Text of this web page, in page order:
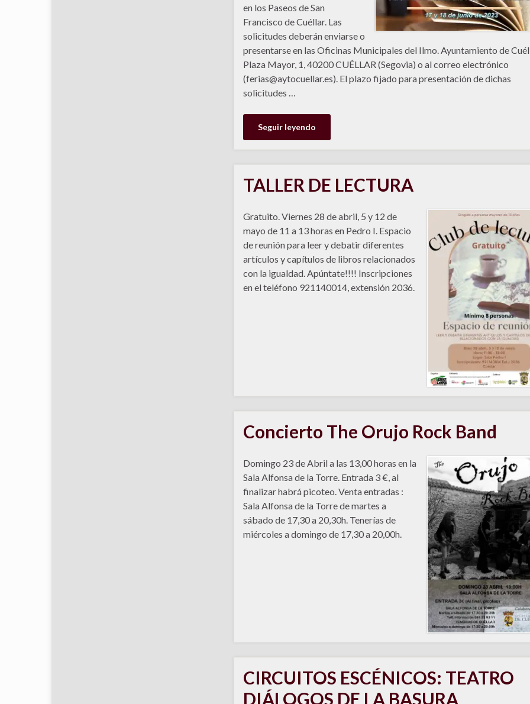
en los Paseos de San
Francisco de Cuéllar. Las
solicitudes deberán enviarse o
presentarse en las Oficinas Municipales del Ilmo. Ayuntamiento de
Plaza Mayor, 1, 40200 CUÉLLAR (Segovia) o al correo electrónico
(ferias@aytocuellar.es). El plazo fijado para presentación de dichas
solicitudes …
Seguir leyendo
TALLER DE LECTURA
Gratuito. Viernes 28 de abril, 5 y 12 de
mayo de 11 a 13 horas en Pedro I. Espacio
de reunión para leer y debatir diferentes
artículos y capítulos de libros relacionados
con la igualdad. Apúntate!!!! Inscripciones
en el teléfono 921140014, extensión 2036.
Concierto The Orujo Rock Band
Domingo 23 de Abril a las 13,00 horas en la
Sala Alfonsa de la Torre. Entrada 3 €, al
finalizar habrá picoteo. Venta entradas :
Sala Alfonsa de la Torre de martes a
sábado de 17,30 a 20,30h. Tenerías de
miércoles a domingo de 17,30 a 20,00h.
CIRCUITOS ESCÉNICOS: TEATRO
DIÁLOGOS DE LA BASURA